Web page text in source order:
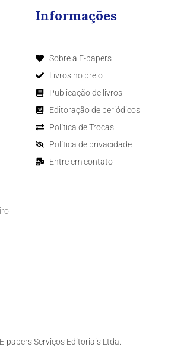
Informações
Sobre a E-papers
Livros no prelo
Publicação de livros
Editoração de periódicos
Política de Trocas
Política de privacidade
Entre em contato
papers Serviços Editoriais Ltda.